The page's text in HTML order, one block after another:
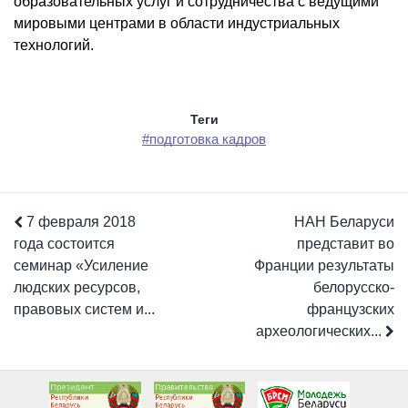
мировыми центрами в области индустриальных
технологий.
Теги
#подготовка кадров
7 февраля 2018
года состоится
семинар «Усиление
людских ресурсов,
правовых систем и...
НАН Беларуси
представит во
Франции результаты
белорусско-
французских
археологических...